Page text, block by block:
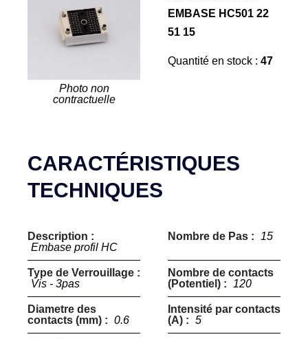
Photo non
contractuelle
EMBASE HC501 22
51 15
Quantité en stock : 47
CARACTÉRISTIQUES
TECHNIQUES
Description :
Embase profil HC
Nombre de Pas : 15
Type de Verrouillage :
Vis - 3pas
Nombre de contacts
(Potentiel) :
120
Diametre des
contacts (mm) : 0.6
Intensité par contacts
(A) : 5